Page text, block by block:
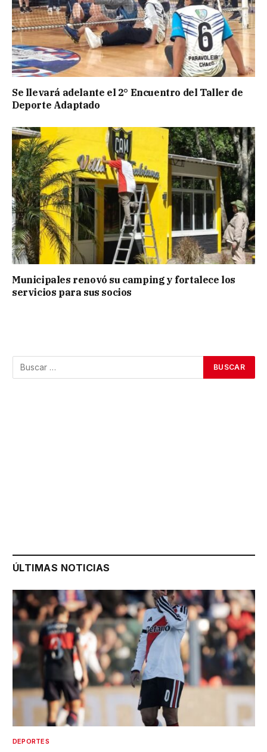
Se llevará adelante el 2° Encuentro del Taller de
Deporte Adaptado
Municipales renovó su camping y fortalece los
servicios para sus socios
ÚLTIMAS NOTICIAS
DEPORTES